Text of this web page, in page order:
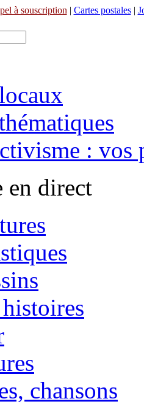
à souscription | Cartes postales|
: vos
en direct
chansons